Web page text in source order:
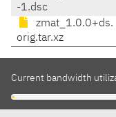
-1.dsc
zmat_1.0.0+ds.
orig.tar.xz
Current bandwidth